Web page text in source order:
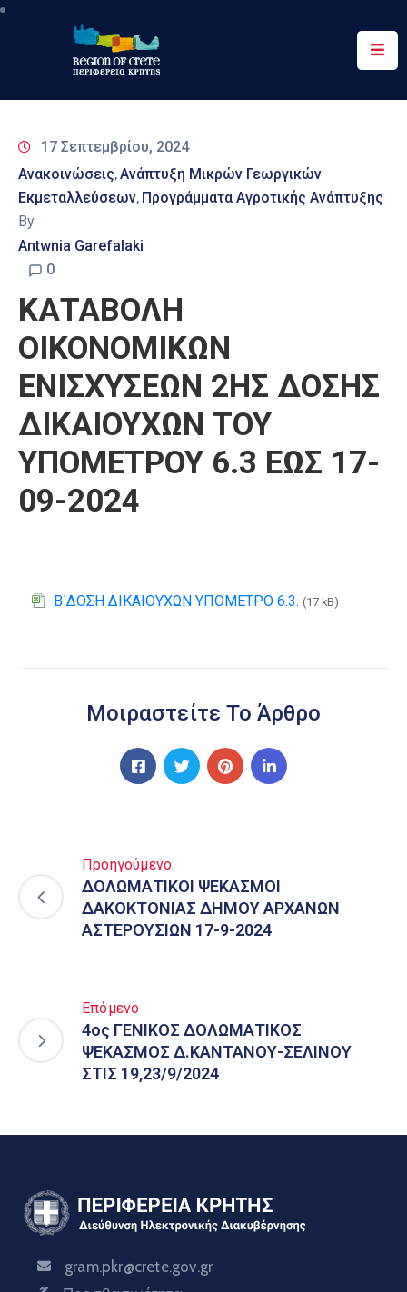
Περιφέρεια
&
Δράσεις
Ψηφιακές
Υπηρεσίες
Επικοινωνία
17 Σεπτεμβρίου, 2024
Ανακοινώσεις‚Ανάπτυξη Μικρών Γεωργικών
Εκμεταλλεύσεων‚ Προγράμματα Αγροτικής Ανάπτυξης
By
Antwnia Garefalaki
0
ΚΑΤΑΒΟΛΗ
ΟΙΚΟΝΟΜΙΚΩΝ
ΕΝΙΣΧΥΣΕΩΝ 2ΗΣ ΔΟΣΗΣ
ΔΙΚΑΙΟΥΧΩΝ ΤΟΥ
ΥΠΟΜΕΤΡΟΥ 6.3 ΕΩΣ 17-
09-2024
Β΄ΔΟΣΗ ΔΙΚΑΙΟΥΧΩΝ ΥΠΟΜΕΤΡΟ 6.3. (17 kB)
Μοιραστείτε Το Άρθρο
Προηγούμενο
ΔΟΛΩΜΑΤΙΚΟΙ ΨΕΚΑΣΜΟΙ
ΔΑΚΟΚΤΟΝΙΑΣ ΔΗΜΟΥ ΑΡΧΑΝΩΝ
ΑΣΤΕΡΟΥΣΙΩΝ 17-9-2024
Επόμενο
4ος ΓΕΝΙΚΟΣ ΔΟΛΩΜΑΤΙΚΟΣ
ΨΕΚΑΣΜΟΣ Δ.ΚΑΝΤΑΝΟΥ-ΣΕΛΙΝΟΥ
ΣΤΙΣ 19,23/9/2024
gram.pkr@crete.gov.gr